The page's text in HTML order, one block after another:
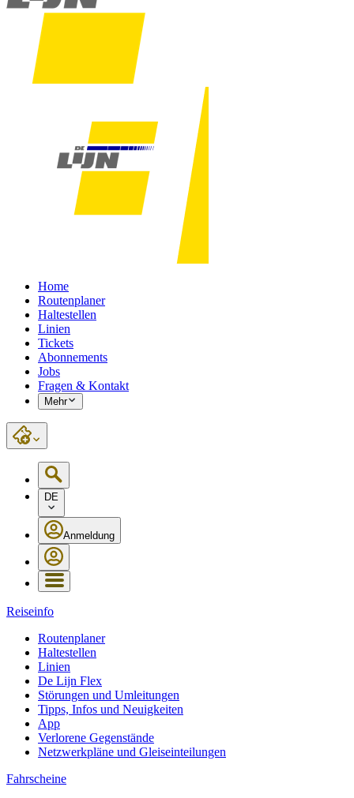
Home
Routenplaner
Haltestellen
Linien
Tickets
Abonnements
Jobs
Fragen & Kontakt
Mehr
DE
Anmeldung
Reiseinfo
Routenplaner
Haltestellen
Linien
De Lijn Flex
Störungen und Umleitungen
Tipps, Infos und Neuigkeiten
App
Verlorene Gegenstände
Netzwerkpläne und Gleiseinteilungen
Fahrscheine